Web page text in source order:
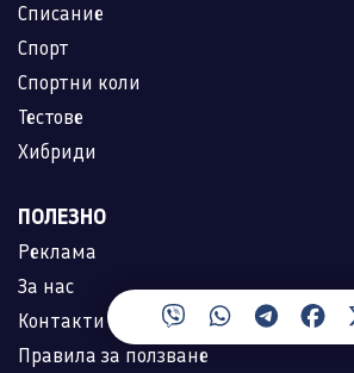
Списание
Спорт
Спортни коли
Тестове
Хибриди
ПОЛЕЗНО
Реклама
За нас
Контакти
Правила за ползване